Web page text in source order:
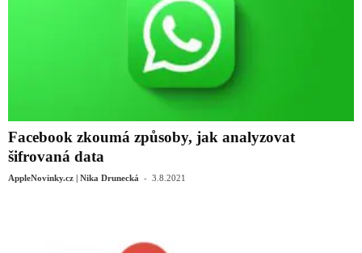
Facebook zkoumá způsoby, jak analyzovat
šifrovaná data
AppleNovinky.cz | Nika Drunecká - 3.8.2021